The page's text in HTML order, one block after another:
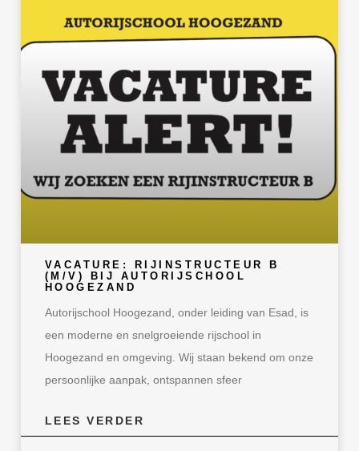
VACATURE: RIJINSTRUCTEUR B
(M/V) BIJ AUTORIJSCHOOL
HOOGEZAND
Autorijschool Hoogezand, onder leiding van Esad, is
een moderne en snelgroeiende rijschool in
Hoogezand en omgeving. Wij staan bekend om onze
persoonlijke aanpak, ontspannen sfeer
LEES VERDER